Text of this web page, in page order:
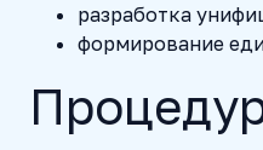
разработка
формирование